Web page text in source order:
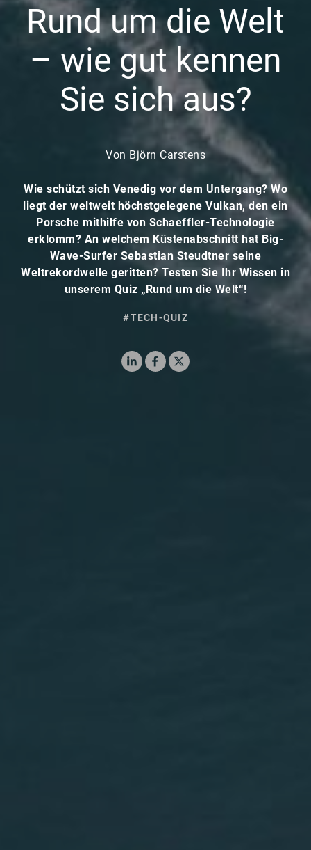
Rund um die Welt
– wie gut kennen
Sie sich aus?
Von Björn Carstens
Wie schützt sich Venedig vor dem Untergang? Wo
liegt der weltweit höchstgelegene Vulkan, den ein
Porsche mithilfe von Schaeffler-Technologie
erklomm? An welchem Küstenabschnitt hat Big-
Wave-Surfer Sebastian Steudtner seine
Weltrekordwelle geritten? Testen Sie Ihr Wissen in
unserem Quiz „Rund um die Welt“!
#TECH-QUIZ
LinkedInFacebook
X